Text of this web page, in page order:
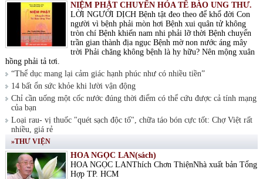
NIỆM PHẬT CHUYỂN HÓA TẾ BÀO UNG THƯ.
LỜI NGƯỜI DỊCH Bệnh tật đeo theo để khổ đời Con
người vì bệnh phải mòn hơi Bệnh xui quân tử không
tròn chí Bệnh khiến nam nhi phải lỡ thời Bệnh chuyển
trần gian thành địa ngục Bệnh mờ non nước áng mây
trời Phải chăng không bệnh là hy hữu? Nên mộng xuân
hồng phải tả tơi.
“Thể dục mang lại cảm giác hạnh phúc như có nhiều tiền”
14 bất ổn sức khỏe khi lười vận động
Chỉ cần uống một cốc nước đúng thời điểm có thể cứu được cả tính mạng
của bạn
Loại rau- vị thuốc "quét sạch độc tố", chữa táo bón cực tốt: Chợ Việt rất
nhiều, giá rẻ
»THƯ VIỆN
HOA NGỌC LAN(sách)
HOA NGỌC LANThích Chơn ThiệnNhà xuất bản Tổng
Hợp TP. HCM